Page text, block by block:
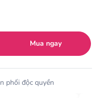
Mua ngay
phối độc quyền